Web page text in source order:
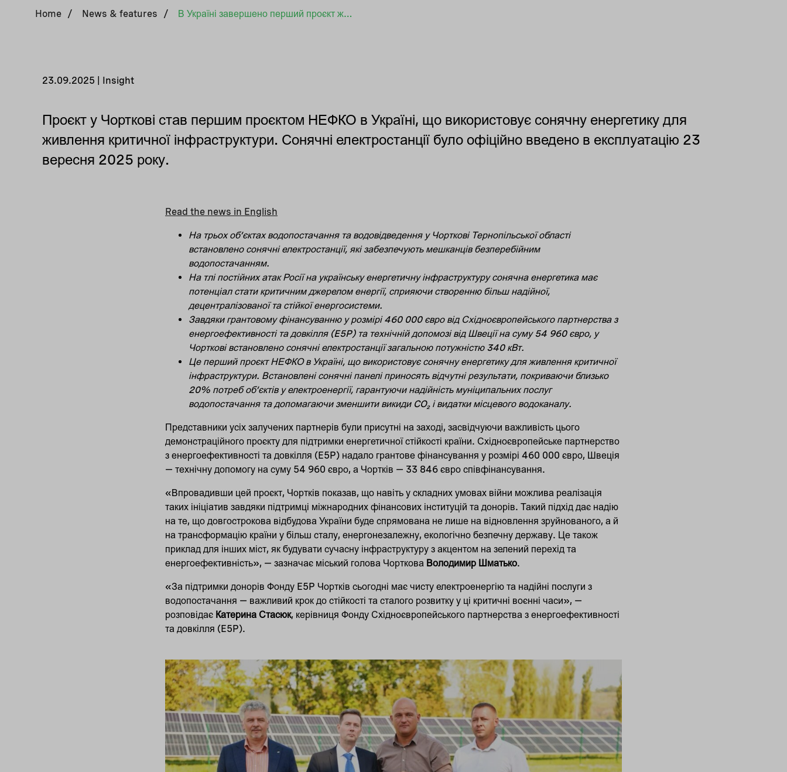
Home / News & features / В Україні завершено перший проєкт живлення критичної інфраструктури сонячною енергією, що започатковує перехід до сталої енергетики
23.09.2025 | Insight
Проєкт у Чорткові став першим проєктом НЕФКО в Україні, що використовує сонячну енергетику для
живлення критичної інфраструктури. Сонячні електростанції було офіційно введено в експлуатацію 23
вересня 2025 року.
Read the news in English
На трьох об’єктах водопостачання та водовідведення у Чорткові Тернопільської області
встановлено сонячні електростанції, які забезпечують мешканців безперебійним
водопостачанням.
На тлі постійних атак Росії на українську енергетичну інфраструктуру сонячна енергетика має
потенціал стати критичним джерелом енергії, сприяючи створенню більш надійної,
децентралізованої та стійкої енергосистеми.
Завдяки грантовому фінансуванню у розмірі 460 000 євро від Східноєвропейського партнерства з
енергоефективності та довкілля (E5P) та технічній допомозі від Швеції на суму 54 960 євро, у
Чорткові встановлено сонячні електростанції загальною потужністю 340 кВт.
Це перший проєкт НЕФКО в Україні, що використовує сонячну енергетику для живлення критичної
інфраструктури. Встановлені сонячні панелі приносять відчутні результати, покриваючи близько
20% потреб об’єктів у електроенергії, гарантуючи надійність муніципальних послуг
водопостачання та допомагаючи зменшити викиди CO₂і видатки місцевого водоканалу.
Представники усіх залучених партнерів були присутні на заході, засвідчуючи важливість цього
демонстраційного проєкту для підтримки енергетичної стійкості країни. Східноєвропейське партнерство
з енергоефективності та довкілля (E5P) надало грантове фінансування у розмірі 460 000 євро, Швеція
— технічну допомогу на суму 54 960 євро, а Чортків — 33 846 євро співфінансування.
«Впровадивши цей проєкт, Чортків показав, що навіть у складних умовах війни можлива реалізація
таких ініціатив завдяки підтримці міжнародних фінансових інституцій та донорів. Такий підхід дає надію
на те, що довгострокова відбудова України буде спрямована не лише на відновлення зруйнованого, а й
на трансформацію країни у більш сталу, енергонезалежну, екологічно безпечну державу. Це також
приклад для інших міст, як будувати сучасну інфраструктуру з акцентом на зелений перехід та
енергоефективність», — зазначає міський голова Чорткова Володимир Шматько.
«За підтримки донорів Фонду E5P Чортків сьогодні має чисту електроенергію та надійні послуги з
водопостачання — важливий крок до стійкості та сталого розвитку у ці критичні воєнні часи», —
розповідає Катерина Стасюк, керівниця Фонду Східноєвропейського партнерства з енергоефективності
та довкілля (E5P).